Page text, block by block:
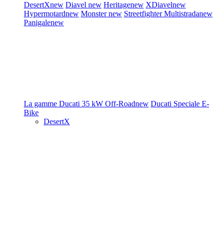
DesertXnew Diavel new Heritagenew XDiavelnew
Hypermotardnew Monsternew StreetfighterMultistradanew
Panigalenew
La gamme Ducati 35 kW Off-Roadnew Ducati Speciale E-
Bike
DesertX